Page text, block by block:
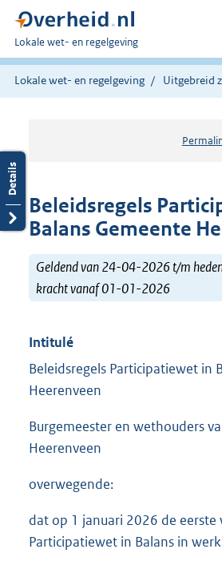
U
bent
hier:
Lokale wet- en regelgeving
Lokale wet- en regelgeving Uitgebreid
Beleidsregels
Balans Gemeente
Geldend van 24-04-2026 t/m
kracht vanaf 01-01-2026
Intitulé
Beleidsregels Participatiewet in
Heerenveen
Burgemeester en wethouders
Heerenveen
overwegende:
dat op 1 januari 2026 de eerste
Participatiewet in Balans in